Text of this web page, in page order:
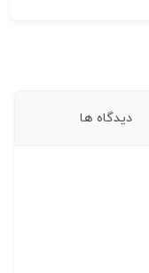
دیدگاه ها